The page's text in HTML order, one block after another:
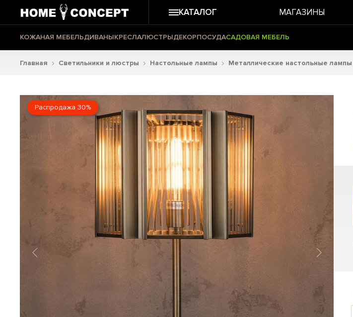
КАТАЛОГ МАГАЗИНЫ
КОЖАНАЯ МЕБЕЛЬДИВАНЫКРЕСЛАЛЮСТРЫДЕКОРПОСУДАСАДОВАЯ МЕБЕЛЬ
Главная Светильники и люстры Настольные лампы Металлические настольные лампы
Распродажа 30%